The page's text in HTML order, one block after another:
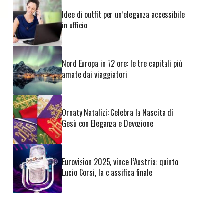
Idee di outfit per un’eleganza accessibile
in ufficio
Nord Europa in 72 ore: le tre capitali più
amate dai viaggiatori
Ornaty Natalizi: Celebra la Nascita di
Gesù con Eleganza e Devozione
Eurovision 2025, vince l’Austria: quinto
Lucio Corsi, la classifica finale